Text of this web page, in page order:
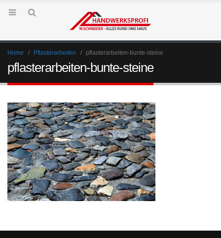
Home Pflasterarbeiten pflasterarbeiten-bunte-steine
pflasterarbeiten-bunte-steine